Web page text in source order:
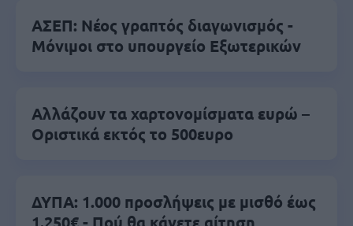
ΑΣΕΠ: Νέος γραπτός διαγωνισμός -
Μόνιμοι στο υπουργείο Εξωτερικών
Αλλάζουν τα χαρτονομίσματα ευρώ –
Οριστικά εκτός το 500ευρο
ΔΥΠΑ: 1.000 προσλήψεις με μισθό έως